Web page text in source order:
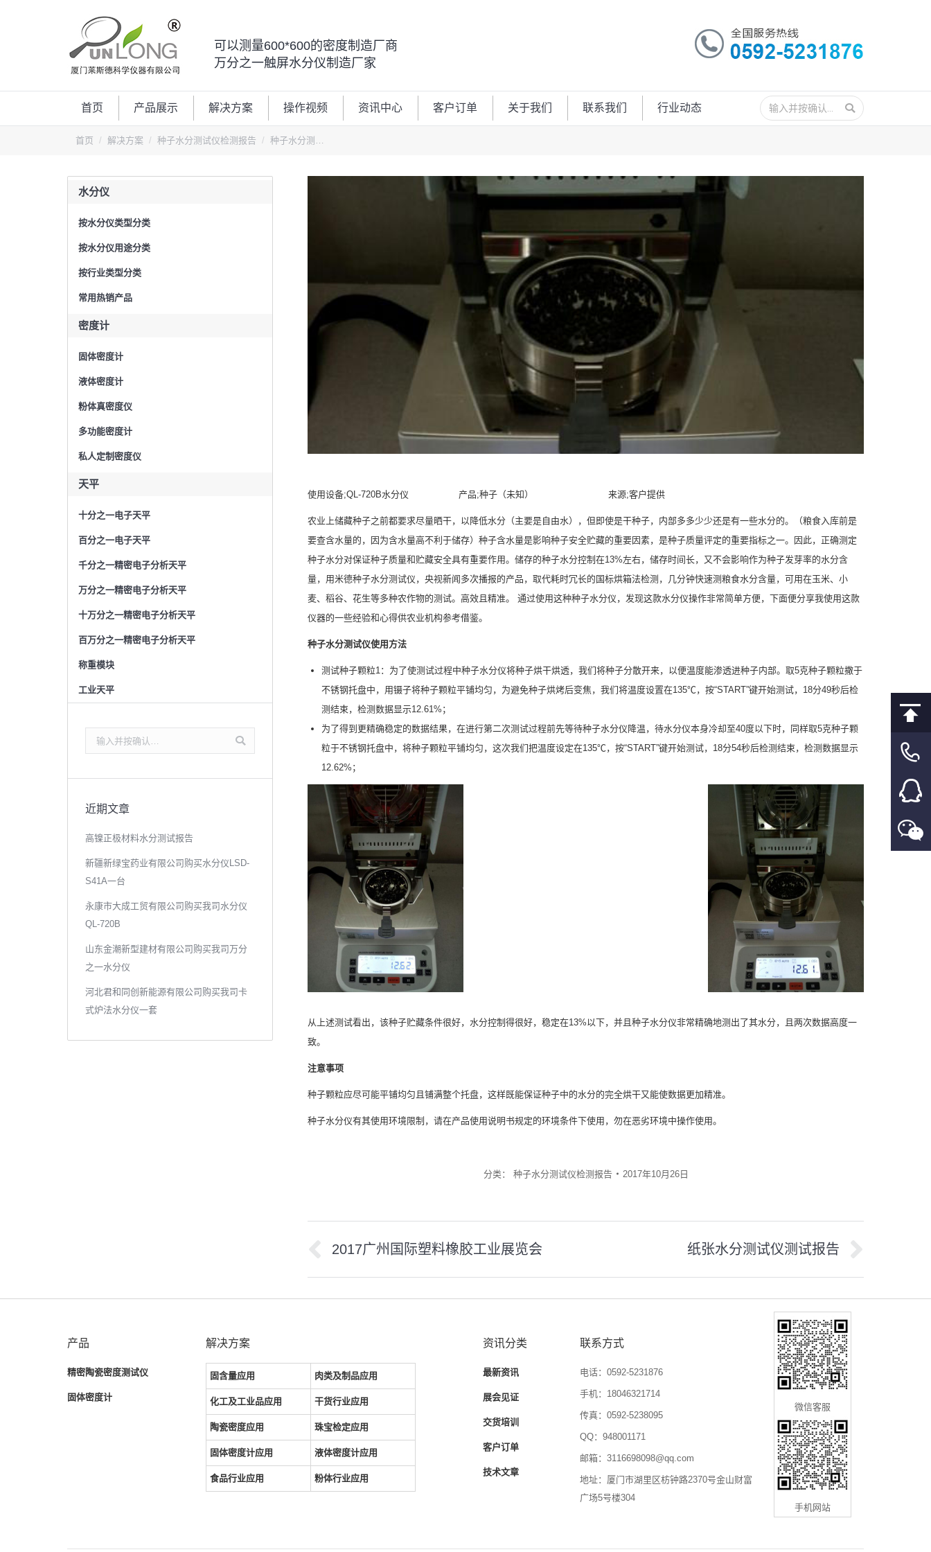
可以测量600*600的密度制造厂商
万分之一触屏水分仪制造厂家
首页 产品展示 解决方案 操作视频 资讯中心 客户订单 关于我们 联系我们 行业动态
搜
索：
您的位置：
首页 解决方案 种子水分测试仪检测报告 种子水分测…
使用设备;QL-720B水分仪 产品;种子（未知） 来源;客户提供
农业上储藏种子之前都要求尽量晒干，以降低水分（主要是自由水），但即使是干种子，内部多多少少还是有一些水分的。（粮食入库前是
要查含水量的，因为含水量高不利于储存）种子含水量是影响种子安全贮藏的重要因素，是种子质量评定的重要指标之一。因此，正确测定
种子水分对保证种子质量和贮藏安全具有重要作用。储存的种子水分控制在13%左右，储存时间长，又不会影响作为种子发芽率的水分含
量，用米德种子水分测试仪，央视新闻多次播报的产品，取代耗时冗长的国标烘箱法检测，几分钟快速测粮食水分含量，可用在玉米、小
麦、稻谷、花生等多种农作物的测试。高效且精准。 通过使用这种种子水分仪，发现这款水分仪操作非常简单方便，下面便分享我使用这款
仪器的一些经验和心得供农业机构参考借鉴。
种子水分测试仪使用方法
测试种子颗粒1：为了使测试过程中种子水分仪将种子烘干烘透，我们将种子分散开来，以便温度能渗透进种子内部。取5克种子颗粒撒于
不锈钢托盘中，用镊子将种子颗粒平铺均匀，为避免种子烘烤后变焦，我们将温度设置在135℃，按“START”键开始测试，18分49秒后检
测结束，检测数据显示12.61%；
为了得到更精确稳定的数据结果，在进行第二次测试过程前先等待种子水分仪降温，待水分仪本身冷却至40度以下时，同样取5克种子颗
粒于不锈钢托盘中，将种子颗粒平铺均匀，这次我们把温度设定在135℃，按“START”键开始测试，18分54秒后检测结束，检测数据显示
12.62%；
从上述测试看出，该种子贮藏条件很好，水分控制得很好，稳定在13%以下，并且种子水分仪非常精确地测出了其水分，且两次数据高度一
致。
注意事项
种子颗粒应尽可能平铺均匀且铺满整个托盘，这样既能保证种子中的水分的完全烘干又能使数据更加精准。
种子水分仪有其使用环境限制，请在产品使用说明书规定的环境条件下使用，勿在恶劣环境中操作使用。
分类： 种子水分测试仪检测报告 2017年10月26日
导
一
篇
2017广州国际塑料橡胶工业展览会
一
篇
章：
纸张水分测试仪测试报告
水分仪
按水分仪类型分类
按水分仪用途分类
按行业类型分类
常用热销产品
密度计
固体密度计
液体密度计
粉体真密度仪
多功能密度计
私人定制密度仪
天平
十分之一电子天平
百分之一电子天平
千分之一精密电子分析天平
万分之一精密电子分析天平
十万分之一精密电子分析天平
百万分之一精密电子分析天平
称重模块
工业天平
索：
近期文章
高镍正极材料水分测试报告
新疆新绿宝药业有限公司购买水分仪LSD-
S41A一台
永康市大成工贸有限公司购买我司水分仪
QL-720B
山东金潮新型建材有限公司购买我司万分
之一水分仪
河北君和同创新能源有限公司购买我司卡
式炉法水分仪一套
产品
精密陶瓷密度测试仪
固体密度计
解决方案
固含量应用 肉类及制品应用
化工及工业品应用 干货行业应用
陶瓷密度应用 珠宝检定应用
固体密度计应用 液体密度计应用
食品行业应用 粉体行业应用
资讯分类
最新资讯
展会见证
交货培训
客户订单
技术文章
联系方式
电话：0592-5231876
手机：18046321714
传真：0592-5238095
QQ：948001171
邮箱：3116698098@qq.com
地址：厦门市湖里区枋钟路2370号金山财富
广场5号楼304
微信客服
手机网站